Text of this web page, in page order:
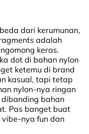
dari kerumunan,
adalah
keras.
dot di bahan nylon
ketemu di brand
kasual, tapi tetap
nylon-nya ringan
bahan
Pas banget buat
nya fun dan